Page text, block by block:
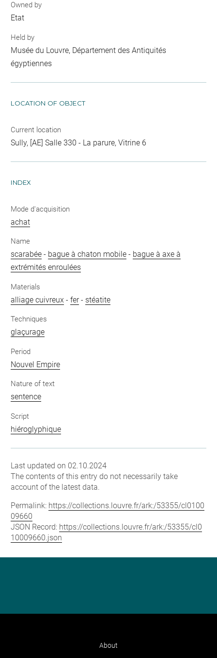
Owned by
Etat
Held by
Musée du Louvre, Département des Antiquités
égyptiennes
LOCATION OF OBJECT
Current location
Sully, [AE] Salle 330 - La parure, Vitrine 6
INDEX
Mode d'acquisition
achat
Name
scarabée - bague à chaton mobile - bague à axe à
extrémités enroulées
Materials
alliage cuivreux -fer- stéatite
Techniques
glaçurage
Period
Nouvel Empire
Nature of text
sentence
Script
hiéroglyphique
Last updated on 02.10.2024
The contents of this entry do not necessarily take
account of the latest data.
Permalink: https://collections.louvre.fr/ark:/53355/cl0100
09660
JSON Record: https://collections.louvre.fr/ark:/53355/cl0
10009660.json
About